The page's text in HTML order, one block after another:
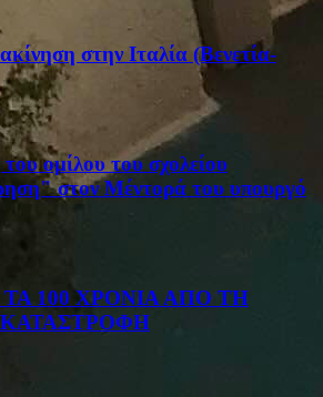
στην Ιταλία (Βενετία-
ομίλου του σχολείου
στον Μέντορά του υπουργό
100 ΧΡΟΝΙΑ ΑΠΟ ΤΗ
ΚΑΤΑΣΤΡΟΦΗ